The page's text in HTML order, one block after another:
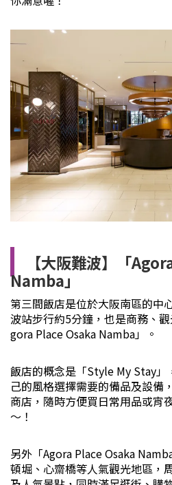
【大阪難波】「
Namba」
第三間飯店是位於大阪南區的中
波站步行約5分鐘，也是商務、
gora Place Osaka Namba」。
飯店的概念是「Style My Stay」
己的風格選擇需要的備品及設備
商店，隨時方便買日常用品或宵
～！
另外「Agora Place Osaka
頓堀、心齋橋等人氣觀光地區，